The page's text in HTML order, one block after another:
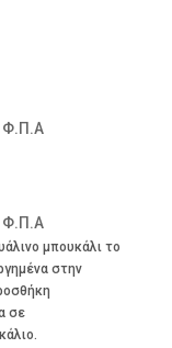
Φ.Π.Α
Φ.Π.Α
μπουκάλι το
στην
σε